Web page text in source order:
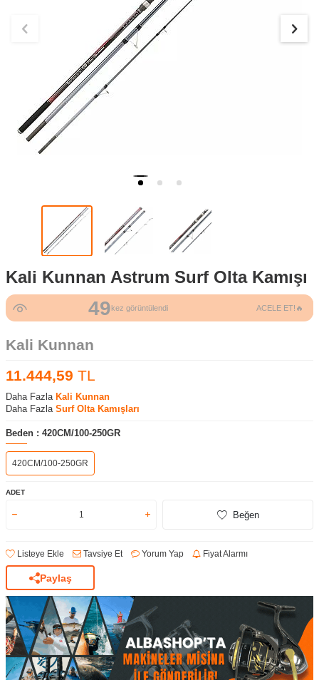
Kali Kunnan Astrum Surf Olta Kamışı
49 kez görüntülendi ACELE ET!🔥
Kali Kunnan
11.444,59 TL
Daha Fazla Kali Kunnan
Daha Fazla Surf Olta Kamışları
Beden : 420CM/100-250GR
420CM/100-250GR
ADET
Beğen
Listeye Ekle Tavsiye Et Yorum Yap Fiyat Alarmı
Paylaş